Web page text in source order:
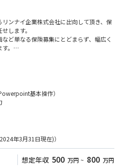
方メンバーも在籍）で、フレックスタイ
入。プライベートと両立しながらパフォ
す。
評価次第で「年100万円以上」の昇給実績
も正当に評価します。
由に戦略を実現できる世界を創る」とい
力を高めていく仲間を募集しています。
ンナイ企業株式会社に出向して頂き、保
します。
ど単なる保険募集にとどまらず、幅広く
。
採用となりますが、入社時に出向とい
：
会社で、リンナイグループの社員・家
等の第3分野の生命保険の販売及び各種手
HP：https://www.rinnai-kigyou.co.jp/
用品の販売・不動産の賃貸並びに運営等
険などの損害保険の契約及び保全
分野保険の契約及び保全
、資材作成、実績報告
基本操作）
方
方
やかに取得いただきます。）
いる方
修等のプレゼン経験
年3月31日現在)）
想定年収 500 万円 ~ 800 万円